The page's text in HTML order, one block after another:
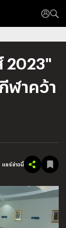
2023"
ฬาคว้า
แชร์ข่าวนี้